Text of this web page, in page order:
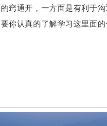
窍通开，一方面是有利于
你认真的了解学习这里面